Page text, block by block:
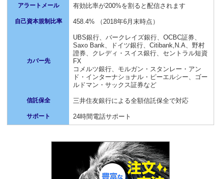
アラートメール 有効比率が200%を割ると配信されます
自己資本規制比率 458.4% （2018年6月末時点）
カバー先
UBS銀行、バークレイズ銀行、OCBC証券、
Saxo Bank、ドイツ銀行、Citibank,N.A、野村
證券、クレディ・スイス銀行、セントラル短資
FX
コメルツ銀行、モルガン・スタンレー・アン
ド・インターナショナル・ピーエルシー、ゴー
ルドマン・サックス証券など
信託保全 三井住友銀行による全額信託保全で対応
サポート 24時間電話サポート